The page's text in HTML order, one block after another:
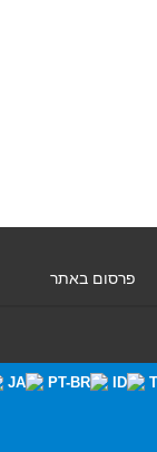
פרסום באתר